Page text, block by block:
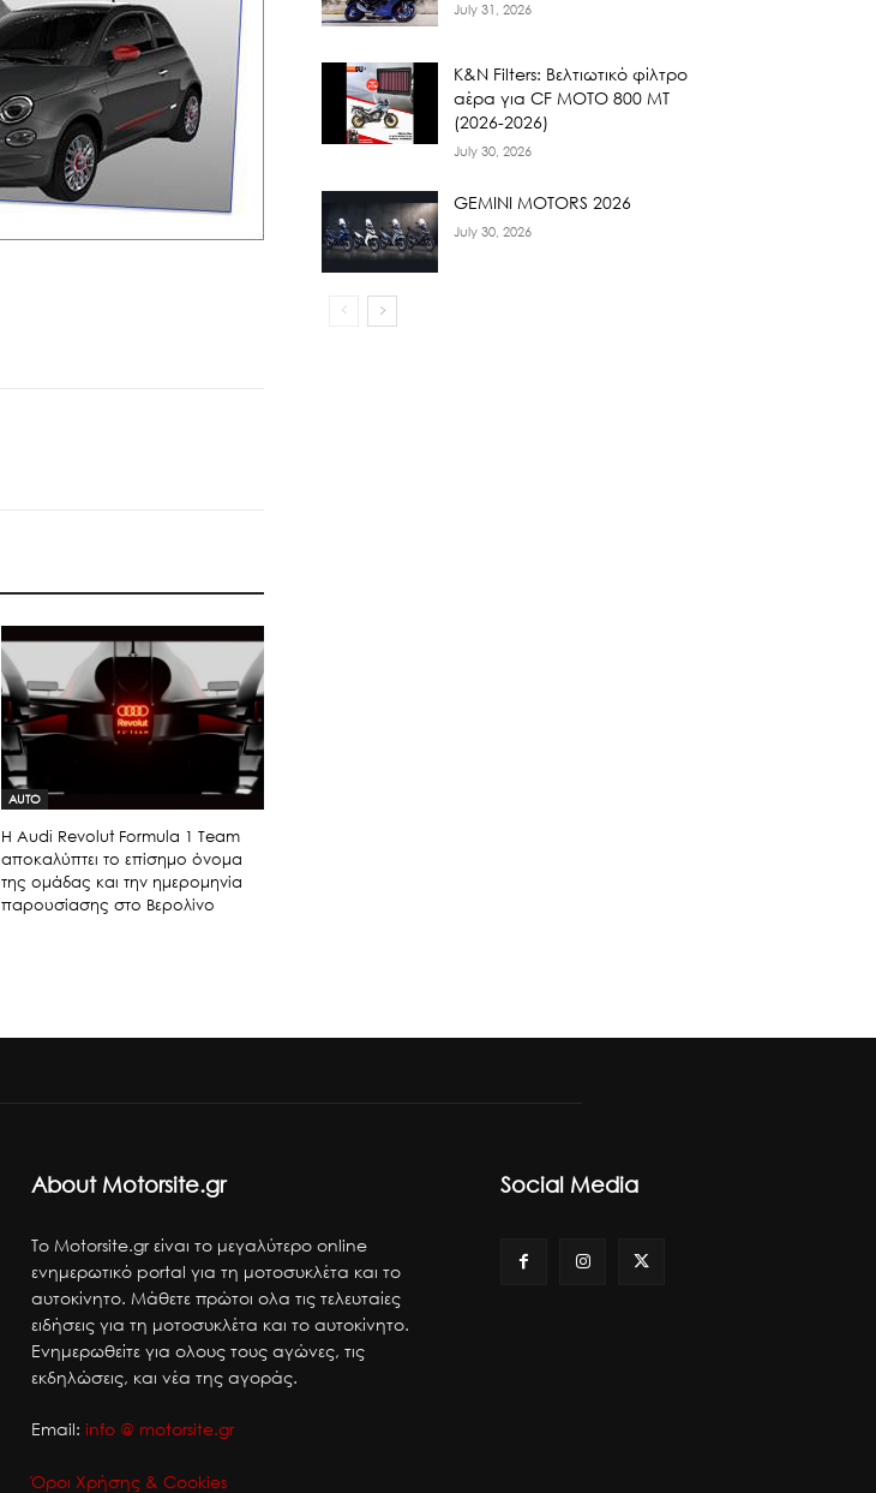
AUTO
Η Audi Revolut Formula 1 Team
αποκαλύπτει το επίσημο όνομα
της ομάδας και την ημερομηνία
παρουσίασης στο Βερολίνο
July 31, 2026
K&N Filters: Βελτιωτικό φίλτρο
αέρα για CF ΜΟΤΟ 800 ΜΤ
(2026-2026)
July 30, 2026
GEMINI MOTORS 2026
July 30, 2026
About Motorsite.gr
Το Motorsite.gr είναι το μεγαλύτερο online
ενημερωτικό portal για τη μοτοσυκλέτα και το
αυτοκίνητο. Μάθετε πρώτοι ολα τις τελευταίες
ειδήσεις για τη μοτοσυκλέτα και το αυτοκίνητο.
Ενημερωθείτε για ολους τους αγώνες, τις
εκδηλώσεις, και νέα της αγοράς.
Email:info @ motorsite.gr
Όροι Χρήσης & Cookies
Social Media